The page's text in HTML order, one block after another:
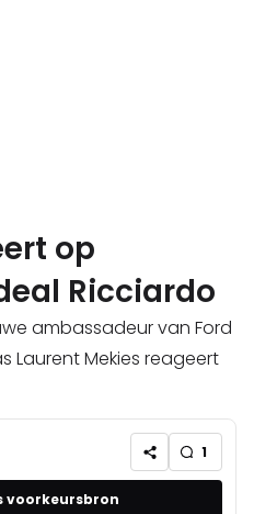
op
Ricciardo
ambassadeur van Ford
Laurent Mekies reageert
1
voorkeursbron